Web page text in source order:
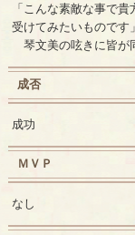
「こんな素敵な事で
受けてみたいものです」
琴文美の呟きに皆が
成否
成功
ＭＶＰ
なし